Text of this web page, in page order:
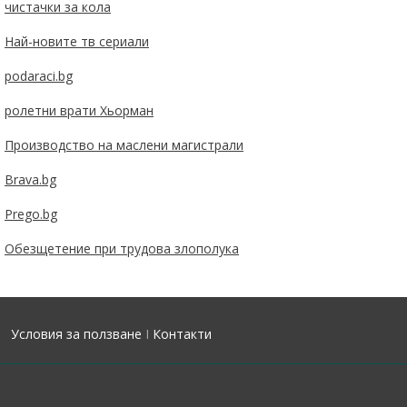
чистачки за кола
Най-новите тв сериали
podaraci.bg
ролетни врати Хьорман
Производство на маслени магистрали
Brava.bg
Prego.bg
Обезщетение при трудова злополука
Условия за ползване I Контакти